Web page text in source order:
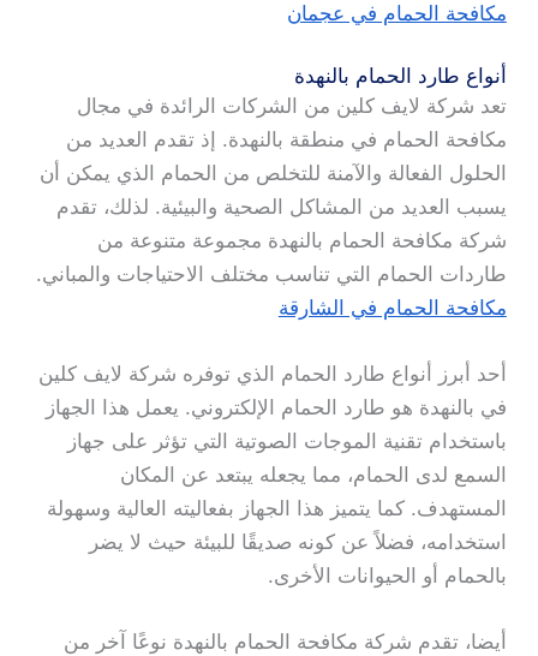
مكافحة الحمام في عجمان
أنواع طارد الحمام بالنهدة
تعد شركة لايف كلين من الشركات الرائدة في مجال
مكافحة الحمام في منطقة بالنهدة. إذ تقدم العديد من
الحلول الفعالة والآمنة للتخلص من الحمام الذي يمكن أن
يسبب العديد من المشاكل الصحية والبيئية. لذلك، تقدم
شركة مكافحة الحمام بالنهدة مجموعة متنوعة من
طاردات الحمام التي تناسب مختلف الاحتياجات والمباني.
مكافحة الحمام في الشارقة
أحد أبرز أنواع طارد الحمام الذي توفره شركة لايف كلين
في بالنهدة هو طارد الحمام الإلكتروني. يعمل هذا الجهاز
باستخدام تقنية الموجات الصوتية التي تؤثر على جهاز
السمع لدى الحمام، مما يجعله يبتعد عن المكان
المستهدف. كما يتميز هذا الجهاز بفعاليته العالية وسهولة
استخدامه، فضلاً عن كونه صديقًا للبيئة حيث لا يضر
بالحمام أو الحيوانات الأخرى.
أيضا، تقدم شركة مكافحة الحمام بالنهدة نوعًا آخر من